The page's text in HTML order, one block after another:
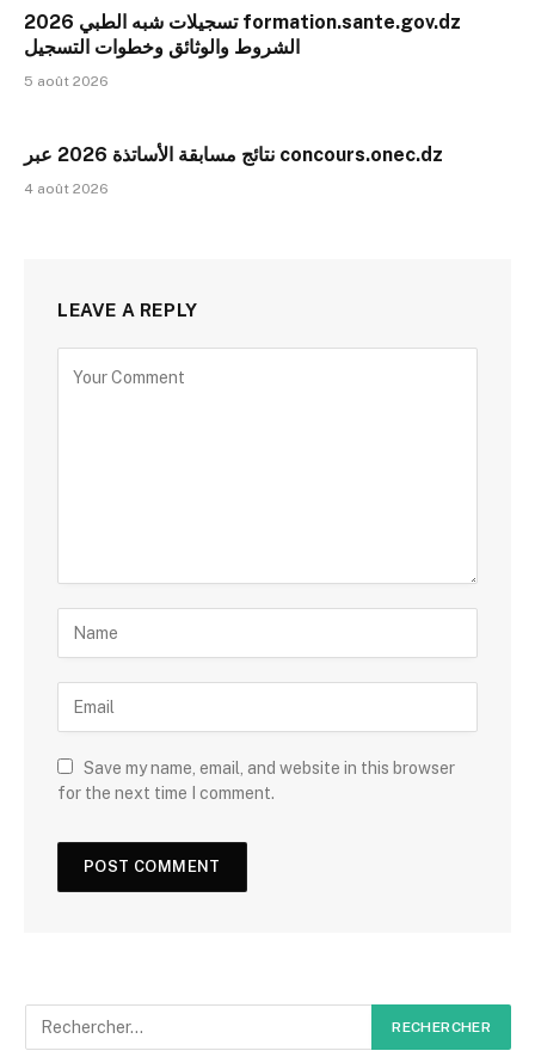
تسجيلات شبه الطبي 2026 formation.sante.gov.dz
الشروط والوثائق وخطوات التسجيل
5 août 2026
نتائج مسابقة الأساتذة 2026 عبر concours.onec.dz
4 août 2026
LEAVE A REPLY
Save my name, email, and website in this browser
for the next time I comment.